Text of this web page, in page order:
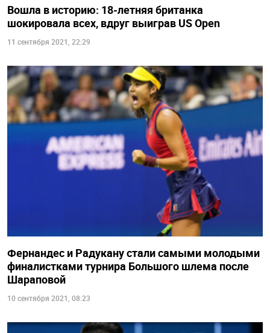
Вошла в историю: 18-летняя британка
шокировала всех, вдруг выиграв US Open
11 сентября 2021, 22:29
Фернандес и Радукану стали самыми молодыми
финалистками турнира Большого шлема после
Шараповой
10 сентября 2021, 08:23